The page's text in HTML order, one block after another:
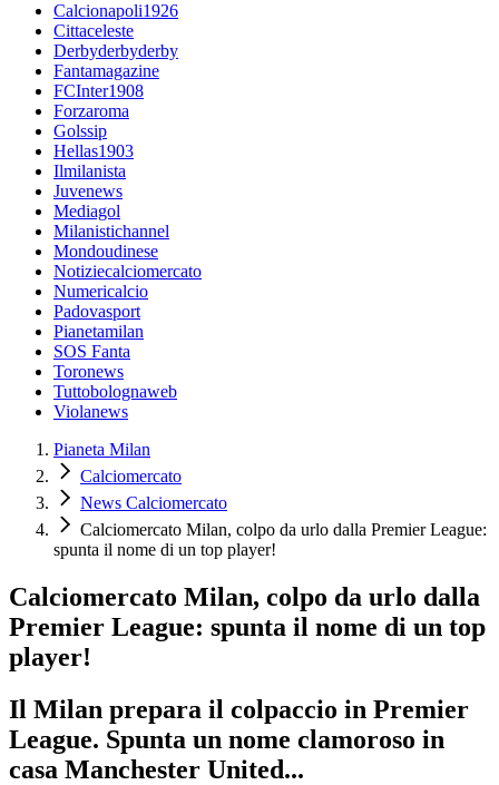
Calcionapoli1926
Cittaceleste
Derbyderbyderby
Fantamagazine
FCInter1908
Forzaroma
Golssip
Hellas1903
Ilmilanista
Juvenews
Mediagol
Milanistichannel
Mondoudinese
Notiziecalciomercato
Numericalcio
Padovasport
Pianetamilan
SOS Fanta
Toronews
Tuttobolognaweb
Violanews
Pianeta Milan
Calciomercato
News Calciomercato
Calciomercato Milan, colpo da urlo dalla Premier League:
spunta il nome di un top player!
Calciomercato Milan, colpo da urlo dalla
Premier League: spunta il nome di un top
player!
Il Milan prepara il colpaccio in Premier
League. Spunta un nome clamoroso in
casa Manchester United...